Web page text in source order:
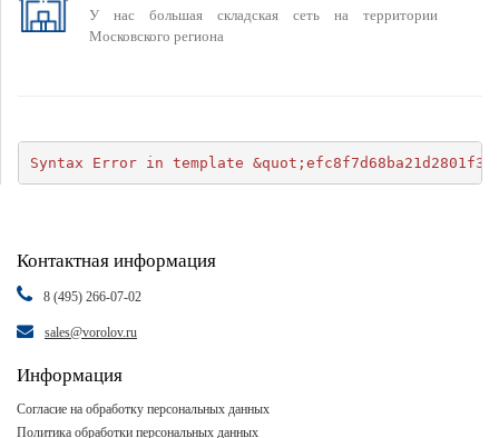
У нас большая складская сеть на территории
Московского региона
Syntax Error in template
Контактная информация
8 (495) 266-07-02
sales@vorolov.ru
Информация
Согласие на обработку персональных данных
Политика обработки персональных данных